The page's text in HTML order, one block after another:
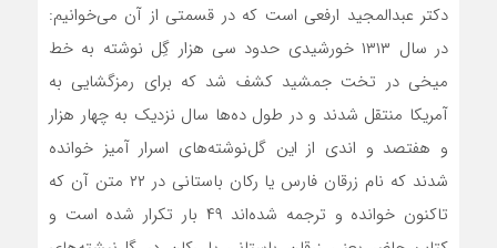
دکتر عبدالمجید ارفعی است که در قسمتی از آن می‌خوانیم:
در سال ۱۳۱۳ خورشیدی حدود سی هزار گِل نوشته به خط
میخی در تخت جمشید کشف شد که برای رمزگشایی به
آمریکا منتقل شدند و در طول ده‌ها سال‌ نزدیک به چهار هزار
و هفتصد و اندی از این گل‌نوشته‌های اسرار آمیز خوانده
شدند که نام زرقان فارس یا رکان باستانی در ۲۲ متن آن که
تاکنون خوانده و ترجمه شده‌اند ۴۹ بار تکرار شده است و